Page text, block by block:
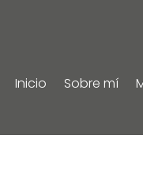
Inicio Sobre mí